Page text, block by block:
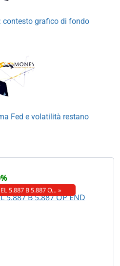
contesto grafico di fondo
Fed e volatilità restano
5.887 B 5.887 O… »